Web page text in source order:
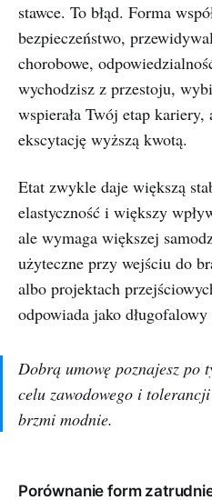
stawce. To błąd. Forma
bezpieczeństwo,
chorobowe,
wychodzisz z przestoju,
wspierała Twój etap
ekscytację wyższą kwotą.
Etat zwykle daje większą
elastyczność i większy
ale wymaga większej
użyteczne przy wejściu do
albo projektach
odpowiada jako
Dobrą umowę poznajesz po
celu zawodowego i
brzmi modnie.
Porównanie form